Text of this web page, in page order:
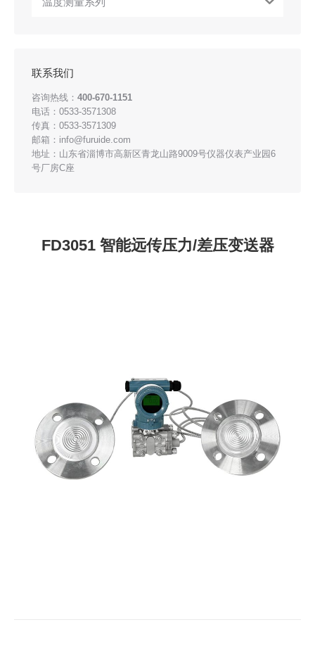
联系我们
咨询热线： 400-670-1151
电话：0533-3571308
传真：0533-3571309
邮箱：info@furuide.com
地址：山东省淄博市高新区青龙山路9009号仪器仪表产业园6
号厂房C座
FD3051 智能远传压力/差压变送器